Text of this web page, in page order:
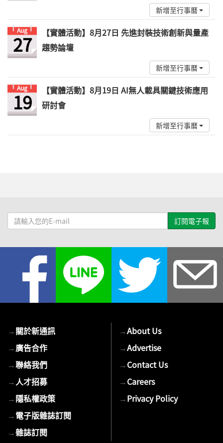
新增至行事曆
Aug
27
【實體活動】8月27日 先進封裝技術創新與量產
趨勢論壇
新增至行事曆
Aug
19
【實體活動】8月19日 AI無人載具關鍵技術應用
研討會
新增至行事曆
請
輸
→關於新通訊
→廣告合作
→聯絡我們
→人才招募
→隱私權政策
→電子版雜誌訂閱
→雜誌訂閱
→About Us
→Advertise
→Contact Us
→Careers
→Privacy Policy